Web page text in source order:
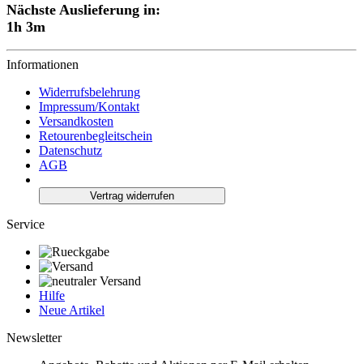
Nächste Auslieferung in:
1h 3m
Informationen
Widerrufsbelehrung
Impressum/Kontakt
Versandkosten
Retourenbegleitschein
Datenschutz
AGB
Vertrag widerrufen
Service
Hilfe
Neue Artikel
Newsletter